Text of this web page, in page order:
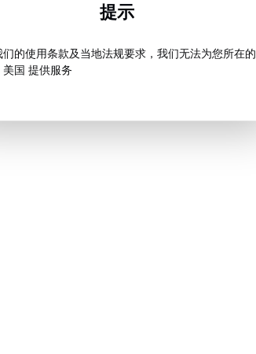
提示
们的使用条款及当地法规要求，我们无法为您所在的
美国 提供服务